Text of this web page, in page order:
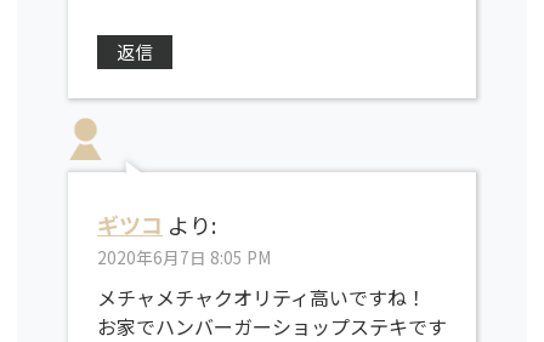
返信
ギツコ より:
2020年6月7日 8:05 PM
メチャメチャクオリティ高いですね！
お家でハンバーガーショップステキです